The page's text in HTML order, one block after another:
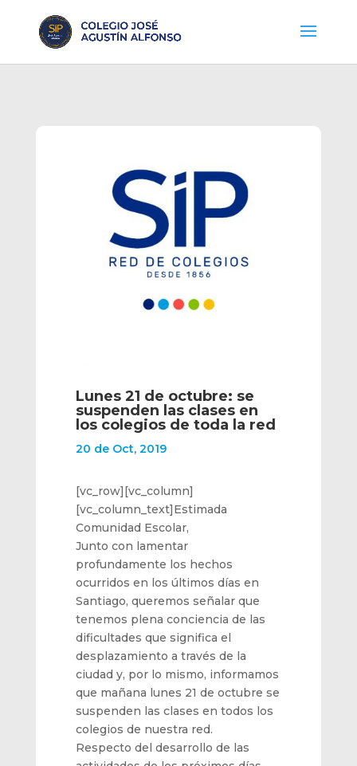
Lunes 21 de octubre: se
suspenden las clases en
los colegios de toda la red
20 de Oct, 2019
[vc_row][vc_column]
[vc_column_text]Estimada
Comunidad Escolar,
Junto con lamentar
profundamente los hechos
ocurridos en los últimos días en
Santiago, queremos señalar que
tenemos plena conciencia de las
dificultades que significa el
desplazamiento a través de la
ciudad y, por lo mismo, informamos
que mañana lunes 21 de octubre se
suspenden las clases en todos los
colegios de nuestra red.
Respecto del desarrollo de las